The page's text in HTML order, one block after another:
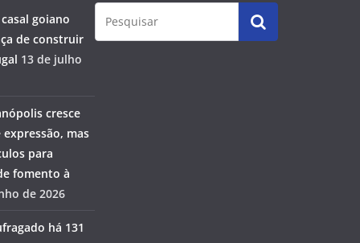
goiano
de construir
13 de julho
cresce
mas
para
fomento à
de 2026
há 131